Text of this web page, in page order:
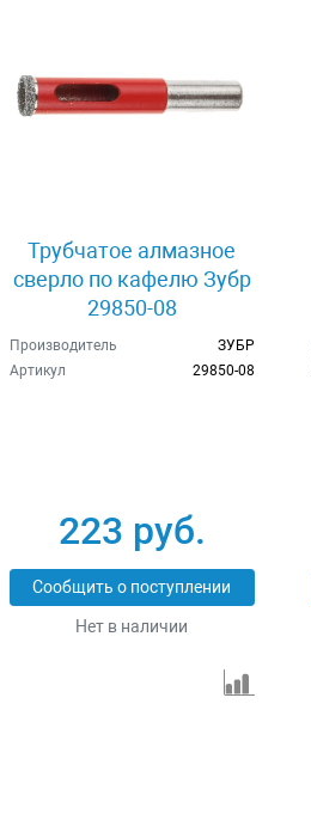
Трубчатое алмазное
сверло по кафелю Зубр
29850-08
Производитель
ЗУБР
Артикул
29850-08
223 руб.
Сообщить о поступлении
Нет в наличии